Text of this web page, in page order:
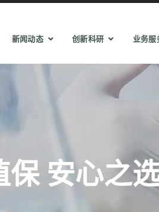
新闻动态 创新科研 业务服
保 安心之